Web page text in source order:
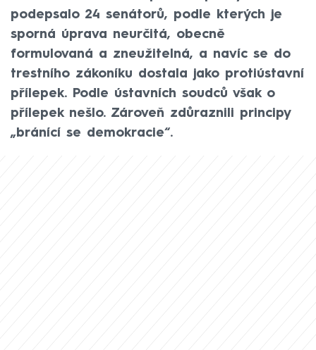
podepsalo 24 senátorů, podle kterých je
sporná úprava neurčitá, obecně
formulovaná a zneužitelná, a navíc se do
trestního zákoníku dostala jako protiústavní
přílepek. Podle ústavních soudců však o
přílepek nešlo. Zároveň zdůraznili principy
„bránící se demokracie“.